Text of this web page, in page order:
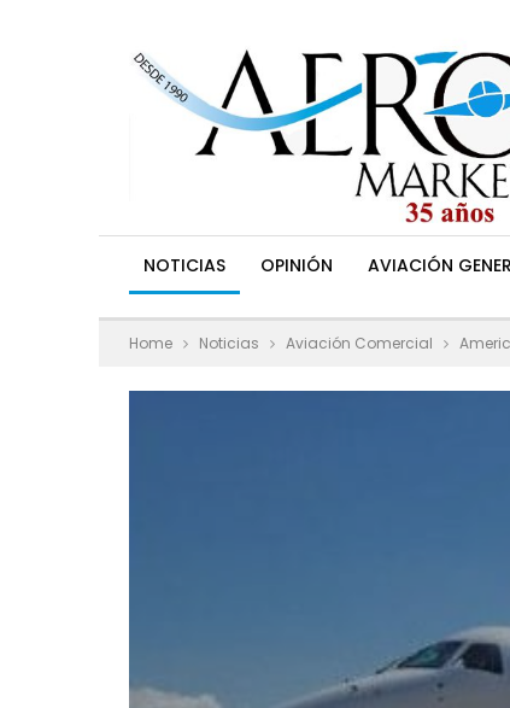
NOTICIAS OPINIÓN AVIACIÓN
Home Noticias Aviación Comercial